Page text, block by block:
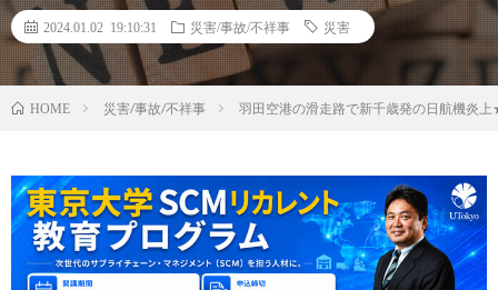
2024.01.02 19:10:31 災害/事故/不祥事 災害
HOME 災害/事故/不祥事 羽田空港の滑走路で新千歳発の日航機炎